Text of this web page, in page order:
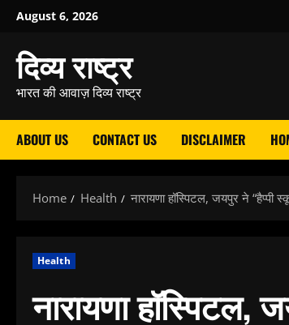
Skip
content
August 6, 2026
दिव्य राष्ट्र
भारत की आवाज़ दिव्य राष्ट्र
ABOUT US CONTACT US DISCLAIMER
Home Health नारायणा हॉस्पिटल, जयपुर ने
Health
नारायणा